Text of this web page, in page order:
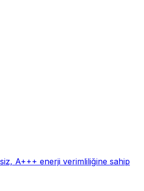
A+++ enerji verimliliğine sahip